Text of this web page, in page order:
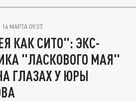
14 МАРТА 09:37
КАК СИТО": ЭКС-
"ЛАСКОВОГО МАЯ"
ГЛАЗАХ У ЮРЫ